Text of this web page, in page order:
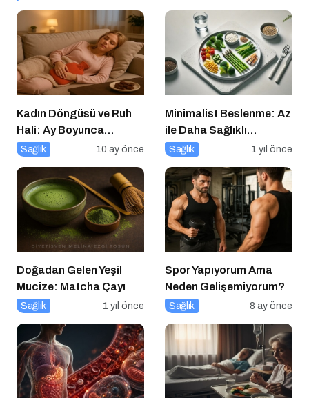
Kadın Döngüsü ve Ruh
Hali: Ay Boyunca
Bedenine ve Duygularına
Sağlık 10 ay önce
Minimalist Beslenme: Az
ile Daha Sağlıklı
Yaşamak
Sağlık 1 yıl önce
Doğadan Gelen Yeşil
Mucize: Matcha Çayı
Sağlık 1 yıl önce
Spor Yapıyorum Ama
Neden Gelişemiyorum?
Sağlık 8 ay önce